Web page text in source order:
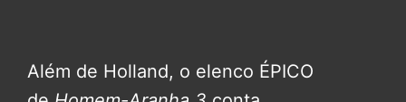
Além de Holland, o elenco ÉPICO